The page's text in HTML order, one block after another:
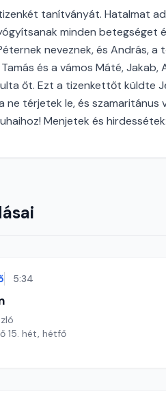
tanítványát. Hatalmat
minden betegséget
neveznek, és András,
és a vámos Máté, Jakab,
őt. Ezt a tizenkettőt küldte
térjetek le, és szamaritánus
Menjetek és
5:34
15. hét, hétfő